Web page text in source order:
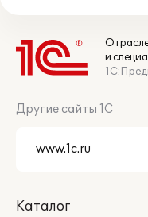
и
Другие сайты 1С
Каталог